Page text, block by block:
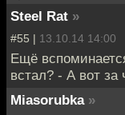
Steel Rat »
#55 | 13.10.14 14:00
Ещё
встал? - А вот за
Miasorubka »